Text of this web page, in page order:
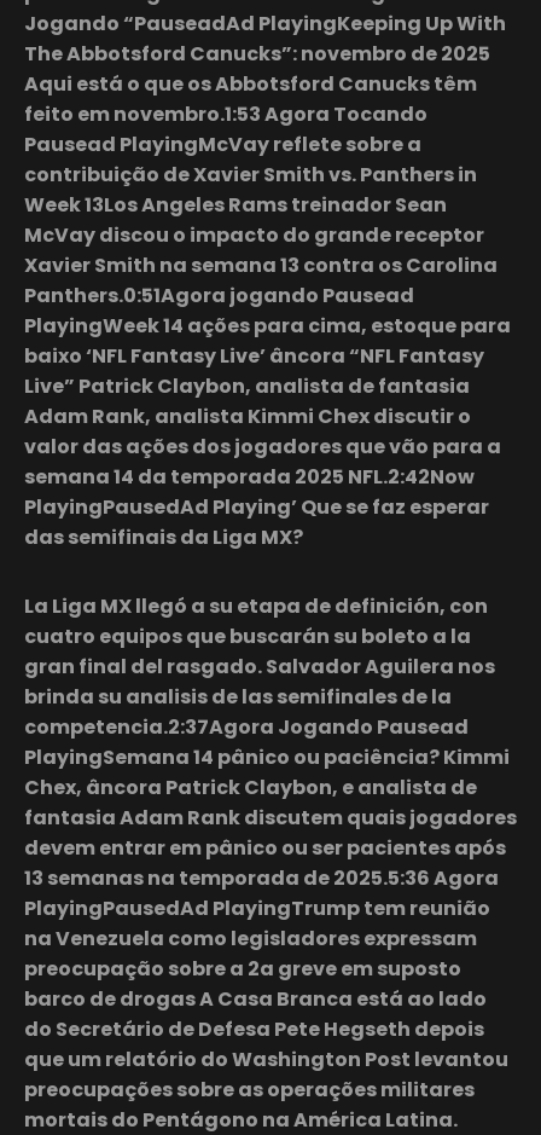
Jogando “PauseadAd PlayingKeeping Up With
The Abbotsford Canucks”: novembro de 2025
Aqui está o que os Abbotsford Canucks têm
feito em novembro.1:53 Agora Tocando
Pausead PlayingMcVay reflete sobre a
contribuição de Xavier Smith vs. Panthers in
Week 13Los Angeles Rams treinador Sean
McVay discou o impacto do grande receptor
Xavier Smith na semana 13 contra os Carolina
Panthers.0:51Agora jogando Pausead
PlayingWeek 14 ações para cima, estoque para
baixo ‘NFL Fantasy Live’ âncora “NFL Fantasy
Live” Patrick Claybon, analista de fantasia
Adam Rank, analista Kimmi Chex discutir o
valor das ações dos jogadores que vão para a
semana 14 da temporada 2025 NFL.2:42Now
PlayingPausedAd Playing’ Que se faz esperar
das semifinais da Liga MX?
La Liga MX llegó a su etapa de definición, con
cuatro equipos que buscarán su boleto a la
gran final del rasgado. Salvador Aguilera nos
brinda su analisis de las semifinales de la
competencia.2:37Agora Jogando Pausead
PlayingSemana 14 pânico ou paciência? Kimmi
Chex, âncora Patrick Claybon, e analista de
fantasia Adam Rank discutem quais jogadores
devem entrar em pânico ou ser pacientes após
13 semanas na temporada de 2025.5:36 Agora
PlayingPausedAd PlayingTrump tem reunião
na Venezuela como legisladores expressam
preocupação sobre a 2a greve em suposto
barco de drogas A Casa Branca está ao lado
do Secretário de Defesa Pete Hegseth depois
que um relatório do Washington Post levantou
preocupações sobre as operações militares
mortais do Pentágono na América Latina.